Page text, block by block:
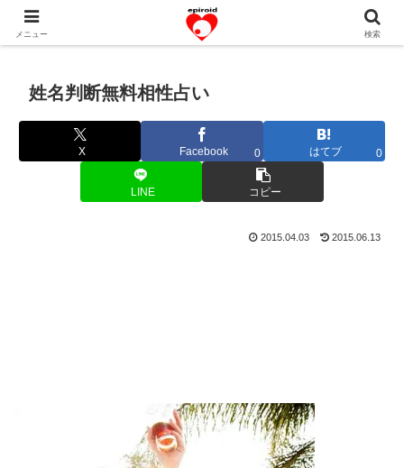
恋愛共感エピソード。あなたのストーリーを変えていく！。
姓名判断無料相性占い
X Facebook 0 はてブ 0
LINE コピー
2015.04.03 2015.06.13
メニュー 検索